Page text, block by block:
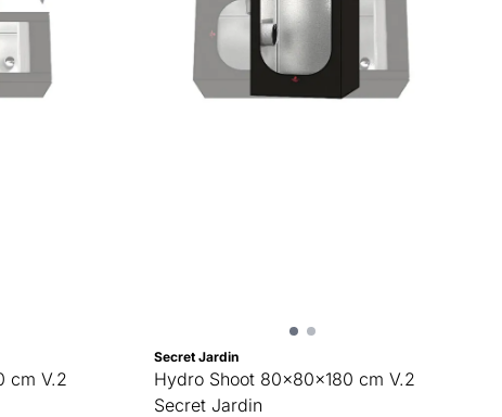
cm V.2
Secret Jardin
Hydro Shoot 80x80x180 cm V.2
Secret Jardin